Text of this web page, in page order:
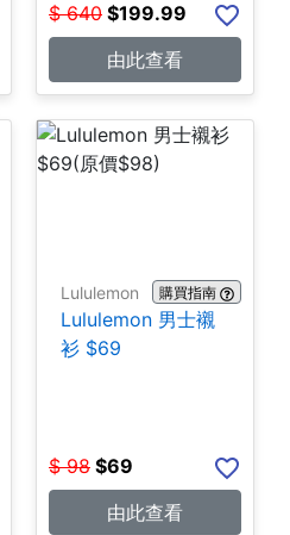
$ 640 $199.99
由此查看
Lululemon 購買指南
Lululemon 男士襯
衫 $69
$ 98 $69
由此查看